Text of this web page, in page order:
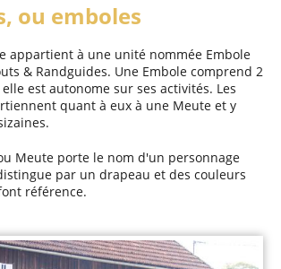
ou emboles
appartient à une unité nommée Embole
& Randguides. Une Embole comprend 2
est autonome sur ses activités. Les
quant à eux à une Meute et y
Meute porte le nom d'un personnage
par un drapeau et des couleurs
référence.